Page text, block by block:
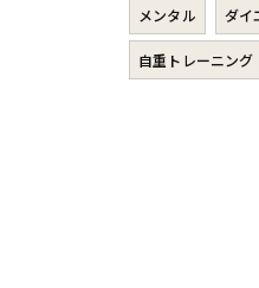
メンタル ダイ
自重トレーニング